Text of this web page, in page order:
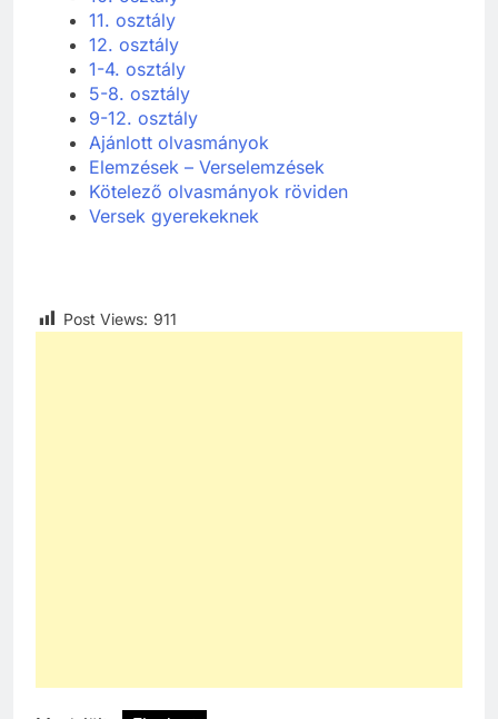
11. osztály
12. osztály
1-4. osztály
5-8. osztály
9-12. osztály
Ajánlott olvasmányok
Elemzések – Verselemzések
Kötelező olvasmányok röviden
Versek gyerekeknek
Post Views: 911